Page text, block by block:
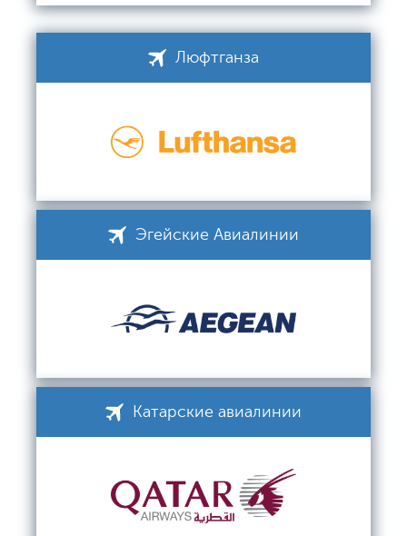
Люфтганза
Эгейские Авиалинии
Катарские авиалинии